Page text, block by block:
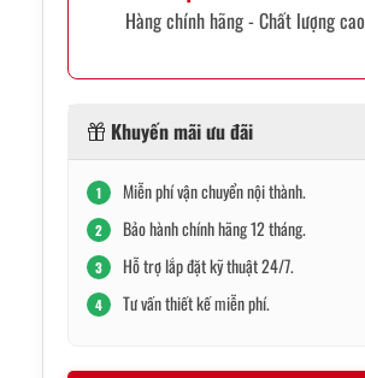
Hàng chính hãng - Chất lượng cao
Khuyến mãi ưu đãi
1 Miễn phí vận chuyển nội thành.
2 Bảo hành chính hãng 12 tháng.
3 Hỗ trợ lắp đặt kỹ thuật 24/7.
4 Tư vấn thiết kế miễn phí.